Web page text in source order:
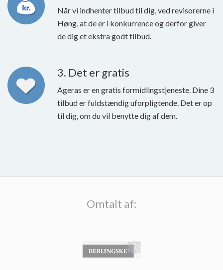
Når vi indhenter tilbud til dig, ved revisorerne i
Høng, at de er i konkurrence og derfor giver
de dig et ekstra godt tilbud.
3. Det er gratis
Ageras er en gratis formidlingstjeneste. Dine 3
tilbud er fuldstændig uforpligtende. Det er op
til dig, om du vil benytte dig af dem.
Omtalt af: